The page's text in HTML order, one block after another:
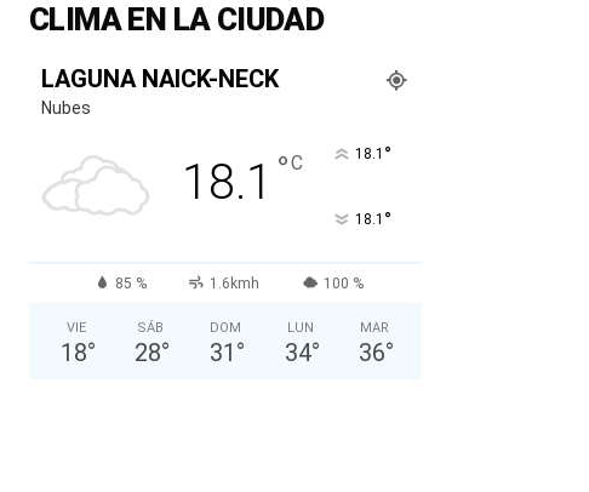
CLIMA EN LA CIUDAD
LAGUNA NAICK-NECK
Nubes
18.1 °C 18.1 °
18.1 °
85 % 1.6kmh 100 %
VIE
18°
SÁB
28°
DOM
31 °
LUN
34°
MAR
36°